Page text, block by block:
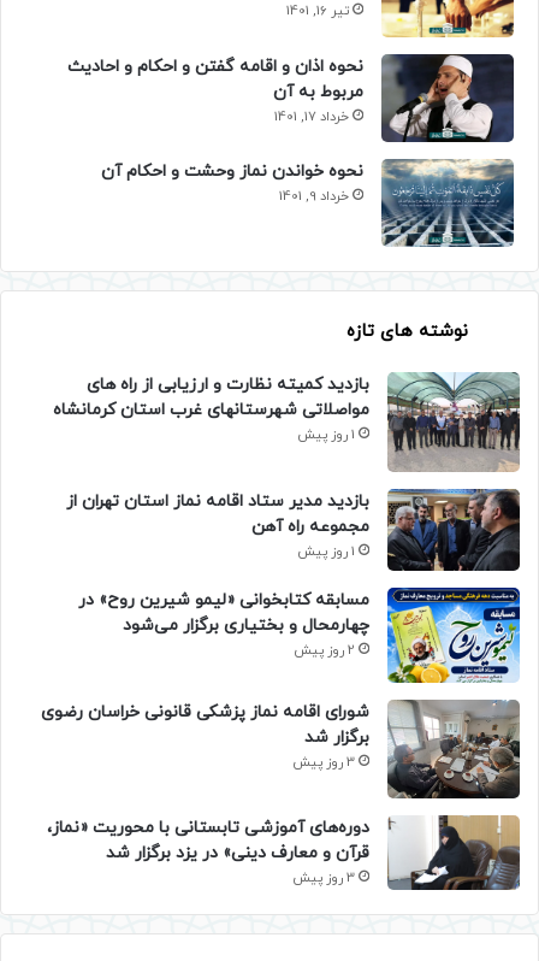
تیر 16, 1401
نحوه اذان و اقامه گفتن و احکام و احادیث
مربوط به آن
خرداد 17, 1401
نحوه خواندن نماز وحشت و احکام آن
خرداد 9, 1401
نوشته های تازه
بازدید کمیته نظارت و ارزیابی از راه های
مواصلاتی شهرستانهای غرب استان کرمانشاه
1 روز پیش
بازدید مدیر ستاد اقامه نماز استان تهران از
مجموعه راه آهن
1 روز پیش
مسابقه کتابخوانی «لیمو شیرین روح» در
چهارمحال و بختیاری برگزار می‌شود
2 روز پیش
شورای اقامه نماز پزشکی قانونی خراسان رضوی
برگزار شد
3 روز پیش
دوره‌های آموزشی تابستانی با محوریت «نماز،
قرآن و معارف دینی» در یزد برگزار شد
3 روز پیش